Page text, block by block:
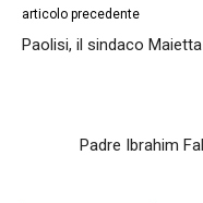
articolo precedente
Paolisi, il sindaco
Padre Ibrahim